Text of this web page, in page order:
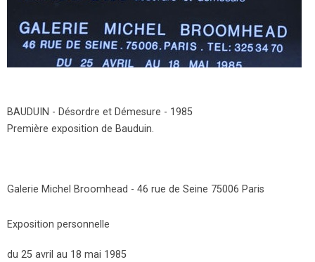
BAUDUIN - Désordre et Démesure - 1985
Première exposition de Bauduin.
Galerie Michel Broomhead - 46 rue de Seine 75006 Paris
Exposition personnelle
du 25 avril au 18 mai 1985